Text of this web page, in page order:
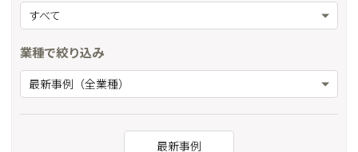
すべて
業種で絞り込み
最新事例（全業種）
最新事例